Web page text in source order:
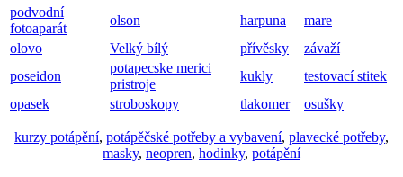
podvodní
fotoaparát
olson harpuna
mare
olovo
Velký bílý přívěsky
závaží
poseidon
potapecske merici
pristroje
kukly
testovací stitek
opasek
stroboskopy tlakomer osušky
kurzy potápění, potápěčské potřeby a vybavení, plavecké potřeby,
masky, neopren, hodinky, potápění